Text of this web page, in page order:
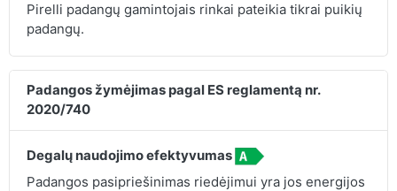
Pirelli padangų gamintojais rinkai pateikia tikrai puikių
padangų.
Padangos žymėjimas pagal ES reglamentą nr.
2020/740
Degalų naudojimo efektyvumas
Padangos pasipriešinimas riedėjimui yra jos energijos